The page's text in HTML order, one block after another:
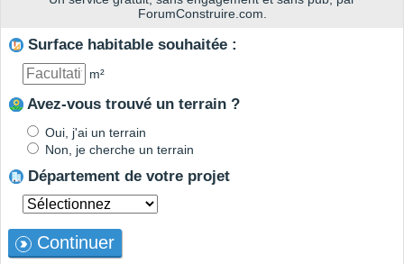
ForumConstruire.com.
Surface habitable souhaitée :
m²
Avez-vous trouvé un terrain ?
Oui, j'ai un terrain
Non, je cherche un terrain
Département de votre projet
Continuer